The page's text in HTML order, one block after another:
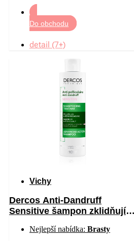
Do obchodu
detail (7+)
Vichy
Dercos Anti-Dandruff
Sensitive šampon zklidňující
lupům 200 ml
Nejlepší nabídka: Brasty